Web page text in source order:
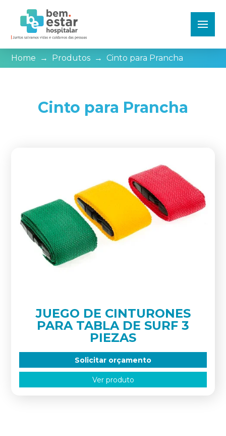
Home → Produtos → Cinto para Prancha
Cinto para Prancha
JUEGO DE CINTURONES
PARA TABLA DE SURF 3
PIEZAS
Solicitar orçamento
Ver produto